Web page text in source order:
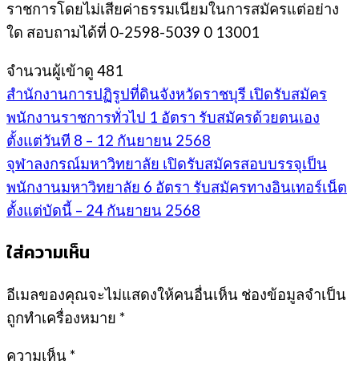
ราชการโดยไม่เสียค่าธรรมเนียมในการสมัครแต่อย่าง
ใด สอบถามได้ที่ 0-2598-5039 0 13001
จำนวนผู้เข้าดู 481
สำนักงานการปฏิรูปที่ดินจังหวัดราชบุรี เปิดรับสมัคร
พนักงานราชการทั่วไป 1 อัตรา รับสมัครด้วยตนเอง
ตั้งแต่วันที 8 – 12 กันยายน 2568
จุฬาลงกรณ์มหาวิทยาลัย เปิดรับสมัครสอบบรรจุเป็น
พนักงานมหาวิทยาลัย 6 อัตรา รับสมัครทางอินเทอร์เน็ต
ตั้งแต่บัดนี้ – 24 กันยายน 2568
ใส่ความเห็น
อีเมลของคุณจะไม่แสดงให้คนอื่นเห็น ช่องข้อมูลจำเป็น
ถูกทำเครื่องหมาย *
ความเห็น *